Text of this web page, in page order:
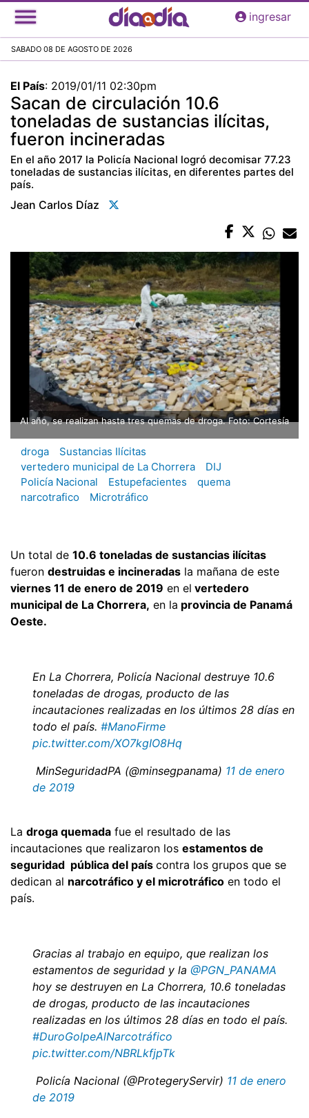
Pasar
al
principal
ingresar
SABADO 08 DE AGOSTO DE 2026
El País: 2019/01/11 02:30pm
Sacan de circulación 10.6
toneladas de sustancias ilícitas,
fueron incineradas
En el año 2017 la Policía Nacional logró decomisar 77.23
toneladas de sustancias ilícitas, en diferentes partes del
país.
Jean Carlos Díaz
Al año, se realizan hasta tres quemas de droga. Foto: Cortesía
droga
Sustancias Ilícitas
vertedero municipal de La Chorrera
DIJ
Policía Nacional
Estupefacientes
quema
narcotrafico
Microtráfico
Un total de 10.6 toneladas de sustancias ilícitas
fueron destruidas e incineradas la mañana de este
viernes 11 de enero de 2019 en el vertedero
municipal de La Chorrera, en la provincia de Panamá
Oeste.
En La Chorrera, Policía Nacional destruye 10.6
toneladas de drogas, producto de las
incautaciones realizadas en los últimos 28 días en
todo el país. #ManoFirme
pic.twitter.com/XO7kgIO8Hq
 MinSeguridadPA (@minsegpanama) 11 de enero
de 2019
La droga quemada fue el resultado de las
incautaciones que realizaron los estamentos de
seguridad pública del país contra los grupos que se
dedican al narcotráfico y el microtráfico en todo el
país.
Gracias al trabajo en equipo, que realizan los
estamentos de seguridad y la @PGN_PANAMA
hoy se destruyen en La Chorrera, 10.6 toneladas
de drogas, producto de las incautaciones
realizadas en los últimos 28 días en todo el país.
#DuroGolpeAlNarcotráfico
pic.twitter.com/NBRLkfjpTk
 Policía Nacional (@ProtegeryServir) 11 de enero
de 2019